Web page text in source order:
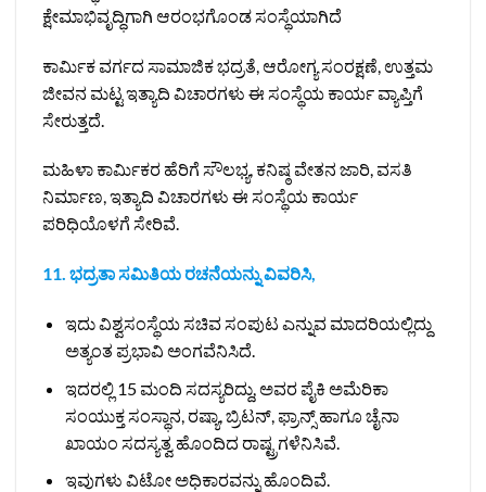
ಕ್ಷೇಮಾಭಿವೃದ್ಧಿಗಾಗಿ ಆರಂಭಗೊಂಡ ಸಂಸ್ಥೆಯಾಗಿದೆ
ಕಾರ್ಮಿಕ ವರ್ಗದ ಸಾಮಾಜಿಕ ಭದ್ರತೆ, ಆರೋಗ್ಯ ಸಂರಕ್ಷಣೆ, ಉತ್ತಮ
ಜೀವನ ಮಟ್ಟ ಇತ್ಯಾದಿ ವಿಚಾರಗಳು ಈ ಸಂಸ್ಥೆಯ ಕಾರ್ಯ ವ್ಯಾಪ್ತಿಗೆ
ಸೇರುತ್ತದೆ.
ಮಹಿಳಾ ಕಾರ್ಮಿಕರ ಹೆರಿಗೆ ಸೌಲಭ್ಯ, ಕನಿಷ್ಠ ವೇತನ ಜಾರಿ, ವಸತಿ
ನಿರ್ಮಾಣ, ಇತ್ಯಾದಿ ವಿಚಾರಗಳು ಈ ಸಂಸ್ಥೆಯ ಕಾರ್ಯ
ಪರಿಧಿಯೊಳಗೆ ಸೇರಿವೆ.
11. ಭದ್ರತಾ ಸಮಿತಿಯ ರಚನೆಯನ್ನು ವಿವರಿಸಿ,
ಇದು ವಿಶ್ವಸಂಸ್ಥೆಯ ಸಚಿವ ಸಂಪುಟ ಎನ್ನುವ ಮಾದರಿಯಲ್ಲಿದ್ದು
ಅತ್ಯಂತ ಪ್ರಭಾವಿ ಅಂಗವೆನಿಸಿದೆ.
ಇದರಲ್ಲಿ 15 ಮಂದಿ ಸದಸ್ಯರಿದ್ದು, ಅವರ ಪೈಕಿ ಅಮೆರಿಕಾ
ಸಂಯುಕ್ತ ಸಂಸ್ಥಾನ, ರಷ್ಯಾ, ಬ್ರಿಟನ್, ಫ್ರಾನ್ಸ್ ಹಾಗೂ ಚೈನಾ
ಖಾಯಂ ಸದಸ್ಯತ್ವ ಹೊಂದಿದ ರಾಷ್ಟ್ರಗಳೆನಿಸಿವೆ.
ಇವುಗಳು ವಿಟೋ ಅಧಿಕಾರವನ್ನು ಹೊಂದಿವೆ.